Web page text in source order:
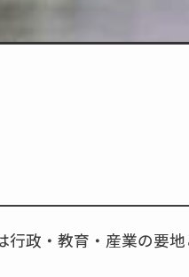
政・教育・産業の要